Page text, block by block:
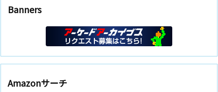
Banners
Amazonサーチ